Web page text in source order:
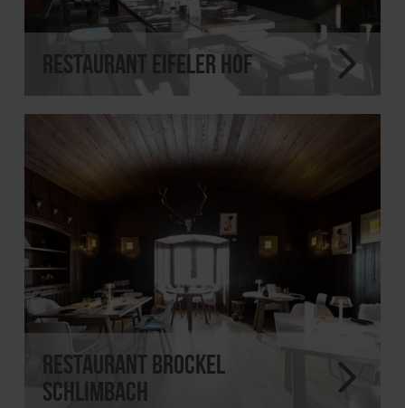
Restaurant Eifeler Hof
Restaurant Brockel
Schlimbach